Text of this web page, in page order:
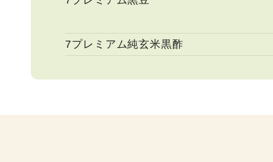
7プレミアム純玄米黒酢